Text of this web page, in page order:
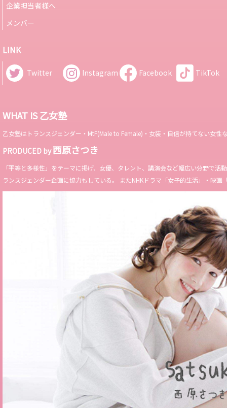
企業担当者様へ
メンバー
LINK
Twitter Instagram Facebook TikTok
WHAT IS 乙女塾
乙女塾はトランスジェンダー・MtF(Male to Female)・女装・自信が持てない女
PRODUCED by西原さつき
「平等と多様性」をテーマに掲げ、女優、タレント、講演会など幅広い分野で
ランスジェンダー企画に協力もしている。 またNHKドラマ「女子的生活」・映